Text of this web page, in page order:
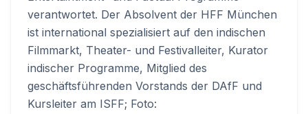
verantwortet. Der Absolvent der HFF München
ist international spezialisiert auf den indischen
Filmmarkt, Theater- und Festivalleiter, Kurator
indischer Programme, Mitglied des
geschäftsführenden Vorstands der DAfF und
Kursleiter am ISFF; Foto: